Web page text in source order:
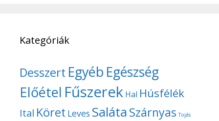
Kategóriák
Desszert Egyéb Egészség
Előétel Fűszerek Hal Húsfélék
Ital Köret Leves SalátaSzárnyas Tojás